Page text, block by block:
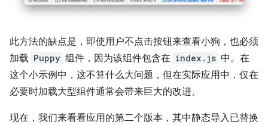
此方法的缺点是，即使用户不点击按钮来查看小狗，也必须
加载 Puppy 组件，因为该组件包含在 index.js 中。在
这个小示例中，这不算什么大问题，但在实际应用中，仅在
必要时加载大型组件通常会带来巨大的改进。
现在，我们来看看应用的第二个版本，其中静态导入已替换